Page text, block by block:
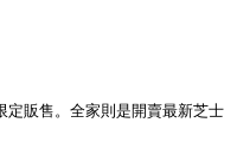
定販售。全家則是開賣最新芝士